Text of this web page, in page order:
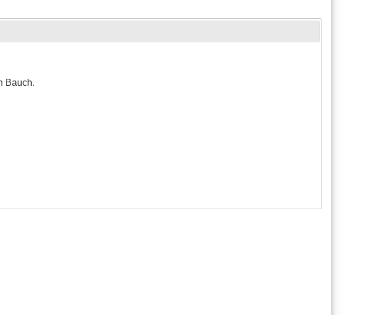
Bauch.